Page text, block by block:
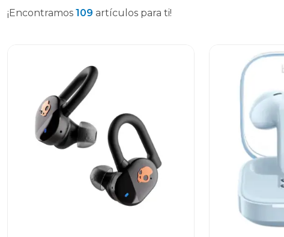
¡Encontramos 109 artículos para ti!